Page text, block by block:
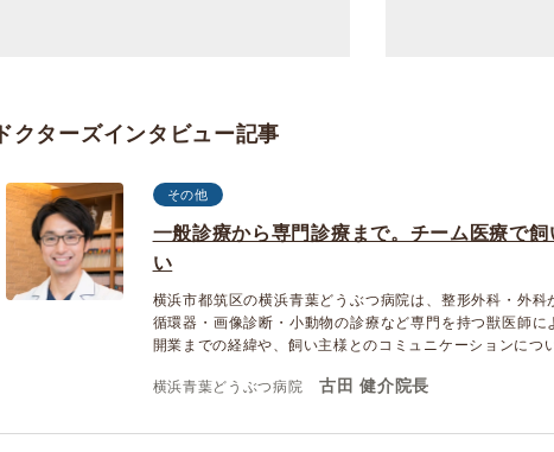
ドクターズインタビュー記事
その他
一般診療から専門診療まで。チーム医療で
い
横浜市都筑区の横浜青葉どうぶつ病院は、整形外科・外科
循環器・画像診断・小動物の診療など専門を持つ獣医師に
開業までの経緯や、飼い主様とのコミュニケーションにつ
横浜青葉どうぶつ病院 古田 健介院長